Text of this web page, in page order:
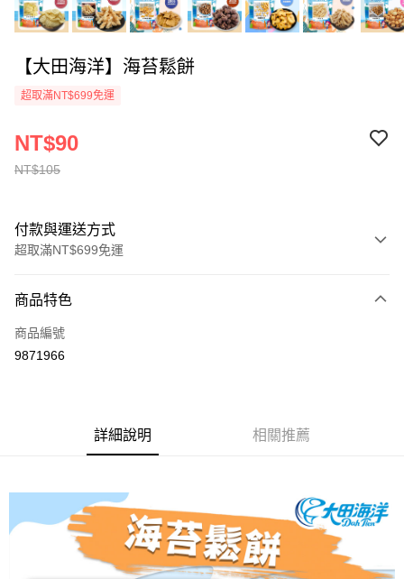
【大田海洋】海苔鬆餅
超取滿NT$699免運
NT$105
NT$90
付款與運送方式
超取滿NT$699免運
信用卡一次付款
超商取貨付款
AFTEE先享後付
商品特色
商品編號
9871966
詳細說明 相關推薦